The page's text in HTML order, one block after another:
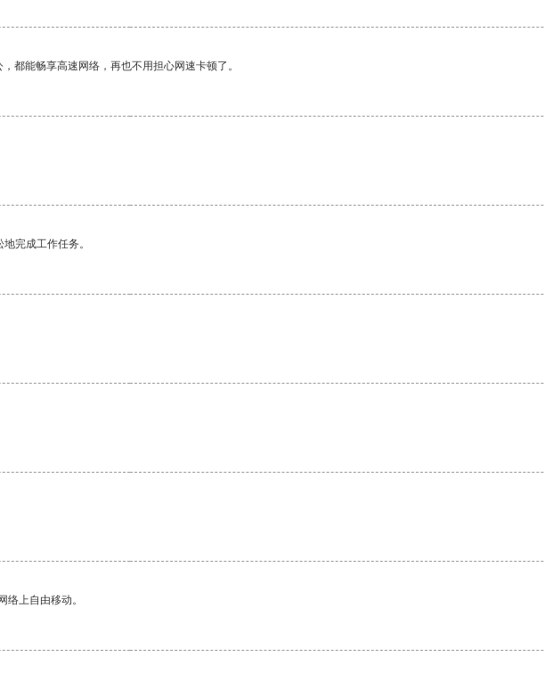
都能畅享高速网络，再也不用担心网速卡顿了。
完成工作任务。
上自由移动。